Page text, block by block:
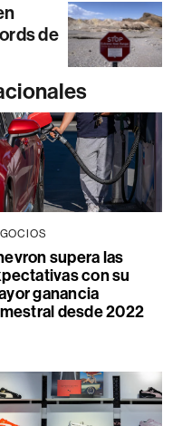
de
supera las
con su
ganancia
desde 2022